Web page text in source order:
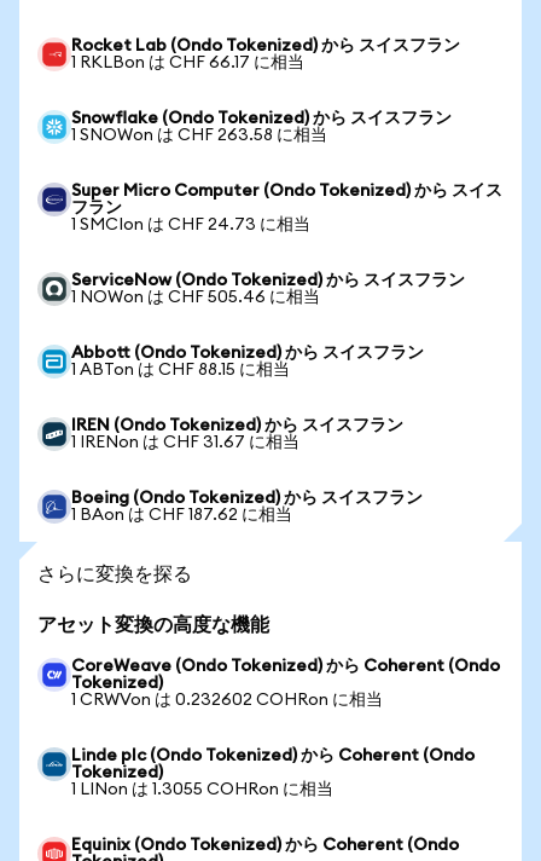
Rocket Lab (Ondo Tokenized) から スイスフラン
1 RKLBon は CHF 66.17 に相当
Snowflake (Ondo Tokenized) から スイスフラン
1 SNOWon は CHF 263.58 に相当
Super Micro Computer (Ondo Tokenized) から スイス
フラン
1 SMCIon は CHF 24.73 に相当
ServiceNow (Ondo Tokenized) から スイスフラン
1 NOWon は CHF 505.46 に相当
Abbott (Ondo Tokenized) から スイスフラン
1 ABTon は CHF 88.15 に相当
IREN (Ondo Tokenized) から スイスフラン
1 IRENon は CHF 31.67 に相当
Boeing (Ondo Tokenized) から スイスフラン
1 BAon は CHF 187.62 に相当
さらに変換を探る
アセット変換の高度な機能
CoreWeave (Ondo Tokenized) から Coherent (Ondo
Tokenized)
1 CRWVon は 0.232602 COHRon に相当
Linde plc (Ondo Tokenized) から Coherent (Ondo
Tokenized)
1 LINon は 1.3055 COHRon に相当
Equinix (Ondo Tokenized) から Coherent (Ondo